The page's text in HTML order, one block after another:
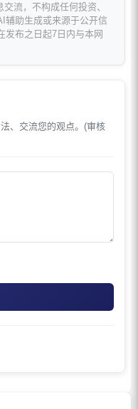
流，不构成任何投资、
辅助生成或来源于公开信
发布之日起7日内与本网
、交流您的观点。(审核